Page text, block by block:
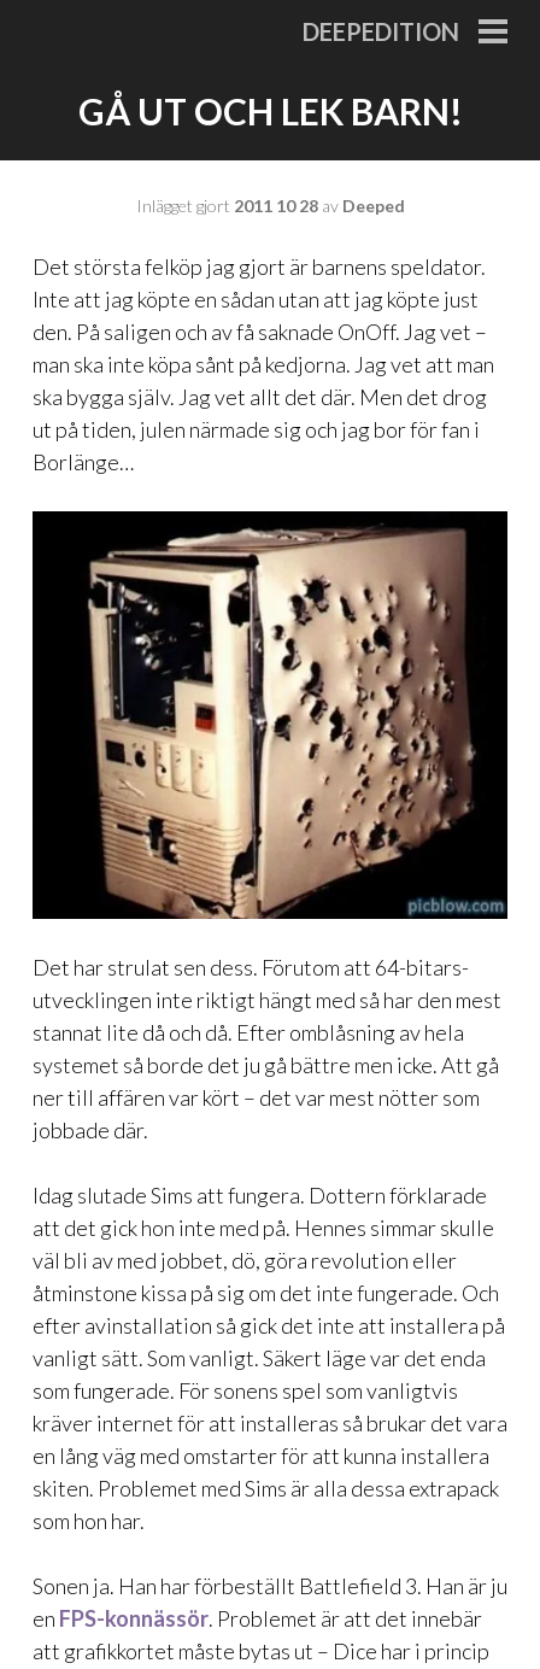
DEEPEDITION
GÅ UT OCH LEK BARN!
Inlägget gjort 2011 10 28av Deeped
Det största felköp jag gjort är barnens speldator.
Inte att jag köpte en sådan utan att jag köpte just
den. På saligen och av få saknade OnOff. Jag vet –
man ska inte köpa sånt på kedjorna. Jag vet att man
ska bygga själv. Jag vet allt det där. Men det drog
ut på tiden, julen närmade sig och jag bor för fan i
Borlänge…
Det har strulat sen dess. Förutom att 64-bitars-
utvecklingen inte riktigt hängt med så har den mest
stannat lite då och då. Efter omblåsning av hela
systemet så borde det ju gå bättre men icke. Att gå
ner till affären var kört – det var mest nötter som
jobbade där.
Idag slutade Sims att fungera. Dottern förklarade
att det gick hon inte med på. Hennes simmar skulle
väl bli av med jobbet, dö, göra revolution eller
åtminstone kissa på sig om det inte fungerade. Och
efter avinstallation så gick det inte att installera på
vanligt sätt. Som vanligt. Säkert läge var det enda
som fungerade. För sonens spel som vanligtvis
kräver internet för att installeras så brukar det vara
en lång väg med omstarter för att kunna installera
skiten. Problemet med Sims är alla dessa extrapack
som hon har.
Sonen ja. Han har förbeställt Battlefield 3. Han är ju
en FPS-konnässör. Problemet är att det innebär
att grafikkortet måste bytas ut – Dice har i princip